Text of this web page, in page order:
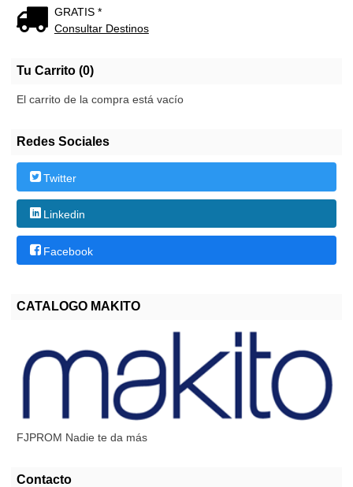
GRATIS *
Consultar Destinos
Tu Carrito (0)
El carrito de la compra está vacío
Redes Sociales
Twitter
Linkedin
Facebook
CATALOGO MAKITO
FJPROM Nadie te da más
Contacto